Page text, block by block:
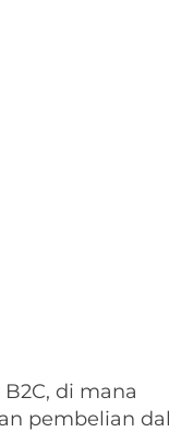
di mana
pembelian